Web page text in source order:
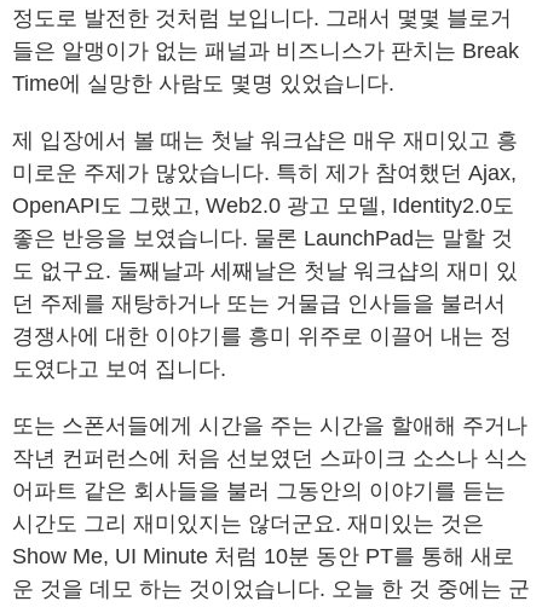
정도로 발전한 것처럼 보입니다. 그래서 몇몇 블로거
들은 알맹이가 없는 패널과 비즈니스가 판치는 Break
Time에 실망한 사람도 몇명 있었습니다.
제 입장에서 볼 때는 첫날 워크샵은 매우 재미있고 흥
미로운 주제가 많았습니다. 특히 제가 참여했던 Ajax,
OpenAPI도 그랬고, Web2.0 광고 모델, Identity2.0도
좋은 반응을 보였습니다. 물론 LaunchPad는 말할 것
도 없구요. 둘째날과 세째날은 첫날 워크샵의 재미 있
던 주제를 재탕하거나 또는 거물급 인사들을 불러서
경쟁사에 대한 이야기를 흥미 위주로 이끌어 내는 정
도였다고 보여 집니다.
또는 스폰서들에게 시간을 주는 시간을 할애해 주거나
작년 컨퍼런스에 처음 선보였던 스파이크 소스나 식스
어파트 같은 회사들을 불러 그동안의 이야기를 듣는
시간도 그리 재미있지는 않더군요. 재미있는 것은
Show Me, UI Minute 처럼 10분 동안 PT를 통해 새로
운 것을 데모 하는 것이었습니다. 오늘 한 것 중에는 군